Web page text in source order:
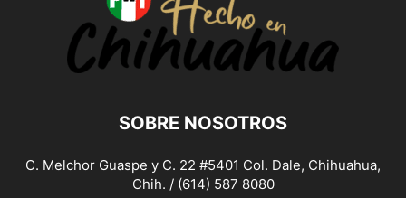
SOBRE NOSOTROS
C. Melchor Guaspe y C. 22 #5401 Col. Dale, Chihuahua,
Chih. / (614) 587 8080